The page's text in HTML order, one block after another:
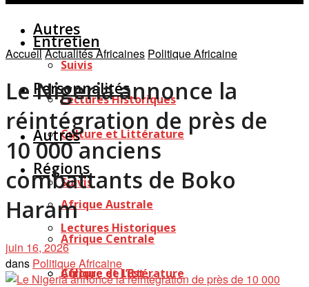
Autres
Suivis
Lectures Historiques
Culture et Littérature
Régions
Afrique Australe
Afrique Centrale
Afrique de l’Est
Entretien
Personnalités
Autres
Suivis
Lectures Historiques
Culture et Littérature
AccueilActualités Africaines Politique Africaine
Le Nigeria annonce la
réintégration de près de
10 000 anciens
combattants de Boko
Haram
juin 16, 2026
dans Politique Africaine